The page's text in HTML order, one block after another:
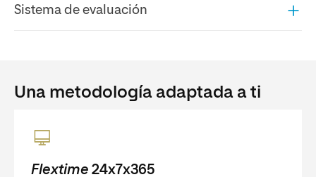
Sistema de evaluación
Una metodología adaptada a ti
Flextime 24x7x365